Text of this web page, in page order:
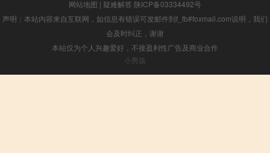
网站地图 | 疑难解答 陕ICP备03334492号
声明：本站内容来自互联网，如信息有错误可发邮件到f_fb#foxmail.com说明，我们
会及时纠正，谢谢
本站仅为个人兴趣爱好，不接盈利性广告及商业合作
小男孩